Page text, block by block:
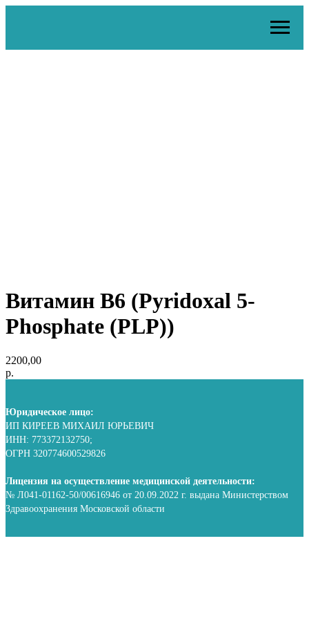
Витамин B6 (Pyridoxal 5-
Phosphate (PLP))
2200,00
р.
Юридическое лицо:
ИП КИРЕЕВ МИХАИЛ ЮРЬЕВИЧ
ИНН: 773372132750;
ОГРН 320774600529826
Лицензия на осуществление медицинской деятельности:
№ Л041-01162-50/00616946 от 20.09.2022 г. выдана Министерством
Здравоохранения Московской области